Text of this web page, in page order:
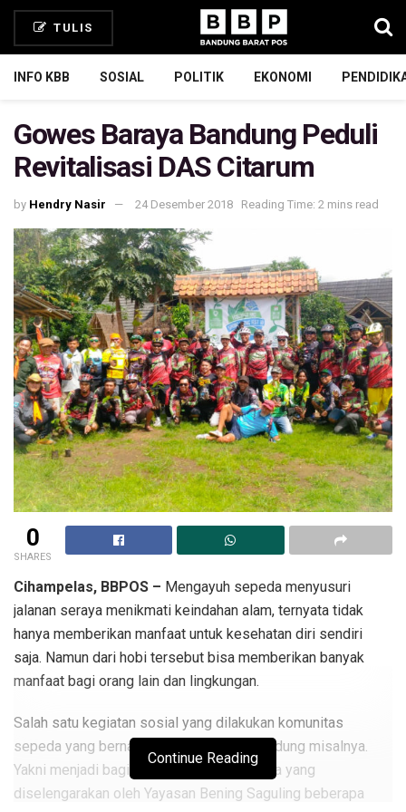
TULIS
INFO KBB SOSIAL POLITIK EKONOMI
Gowes Baraya Bandung Peduli
Revitalisasi DAS Citarum
by Hendry Nasir 24 Desember 2018 Reading Time: 2 mins read
0
SHARES
Cihampelas, BBPOS – Mengayuh sepeda menyusuri
jalanan seraya menikmati keindahan alam, ternyata tidak
hanya memberikan manfaat untuk kesehatan diri sendiri
saja. Namun dari hobi tersebut bisa memberikan banyak
manfaat bagi orang lain dan lingkungan.
Salah satu kegiatan sosial yang dilakukan komunitas
sepeda yang bernama Gowes Baraya Bandung misalnya.
Yakni menjadi bagian dalam acara ecolitera yang
diselengarakan oleh Yayasan Bening Saguling beberapa
Continue Reading